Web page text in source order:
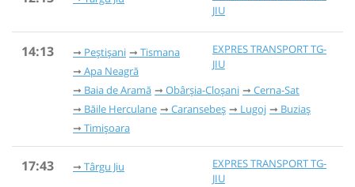
JIU
14:13
EXPRES TRANSPORT TG-
JIU
Peștișani
Tismana
Apa Neagră
Baia de Aramă
Obârșia-Cloșani
Cerna-Sat
Băile Herculane
Caransebeș Lugoj
Buziaș
Timișoara
17:43
EXPRES TRANSPORT TG-
JIU
Târgu Jiu